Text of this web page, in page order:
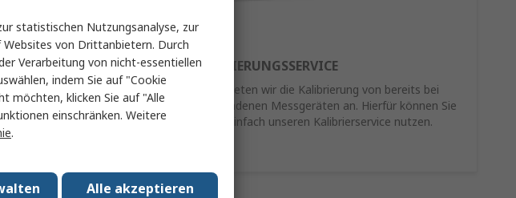
RE-KALIBRIERUNGSSERVICE
Als Service bieten wir die Kalibrierung von bereits bei
Ihnen vorhandenen Messgeräten an. Hierfür können Sie
schnell und einfach unseren Kalibrierservice nutzen.
statistischen Nutzungsanalyse, zur
Websites von Drittanbietern. Durch
Verarbeitung von nicht-essentiellen
indem Sie auf "Cookie
möchten, klicken Sie auf "Alle
einschränken. Weitere
.
Alle akzeptieren